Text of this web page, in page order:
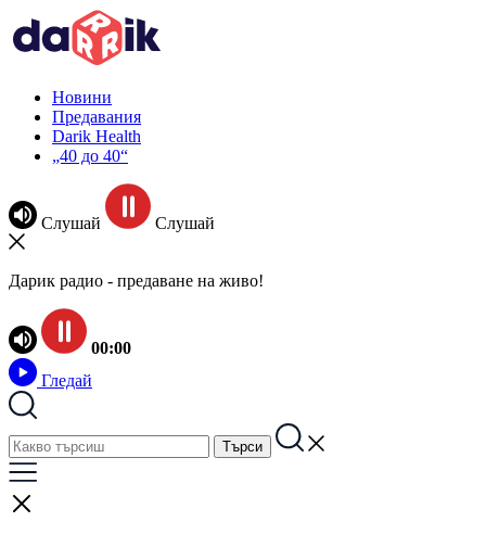
Новини
Предавания
Darik Health
„40 до 40“
Слушай Слушай
Дарик радио - предаване на живо!
00:00
Гледай